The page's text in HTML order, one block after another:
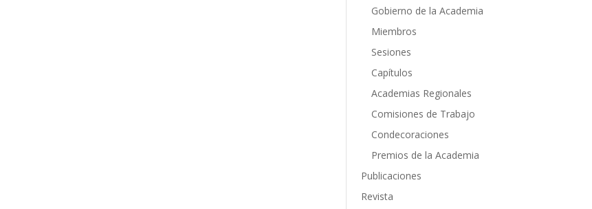
Gobierno de la Academia
Miembros
Sesiones
Capítulos
Academias Regionales
Comisiones de Trabajo
Condecoraciones
Premios de la Academia
Publicaciones
Revista